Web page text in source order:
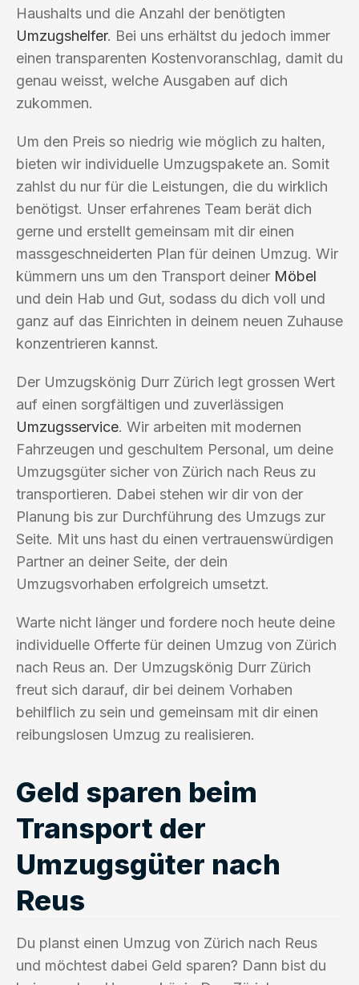
Haushalts und die Anzahl der benötigten
Umzugshelfer. Bei uns erhältst du jedoch immer
einen transparenten Kostenvoranschlag, damit du
genau weisst, welche Ausgaben auf dich
zukommen.
Um den Preis so niedrig wie möglich zu halten,
bieten wir individuelle Umzugspakete an. Somit
zahlst du nur für die Leistungen, die du wirklich
benötigst. Unser erfahrenes Team berät dich
gerne und erstellt gemeinsam mit dir einen
massgeschneiderten Plan für deinen Umzug. Wir
kümmern uns um den Transport deiner Möbel
und dein Hab und Gut, sodass du dich voll und
ganz auf das Einrichten in deinem neuen Zuhause
konzentrieren kannst.
Der Umzugskönig Durr Zürich legt grossen Wert
auf einen sorgfältigen und zuverlässigen
Umzugsservice. Wir arbeiten mit modernen
Fahrzeugen und geschultem Personal, um deine
Umzugsgüter sicher von Zürich nach Reus zu
transportieren. Dabei stehen wir dir von der
Planung bis zur Durchführung des Umzugs zur
Seite. Mit uns hast du einen vertrauenswürdigen
Partner an deiner Seite, der dein
Umzugsvorhaben erfolgreich umsetzt.
Warte nicht länger und fordere noch heute deine
individuelle Offerte für deinen Umzug von Zürich
nach Reus an. Der Umzugskönig Durr Zürich
freut sich darauf, dir bei deinem Vorhaben
behilflich zu sein und gemeinsam mit dir einen
reibungslosen Umzug zu realisieren.
Geld sparen beim
Transport der
Umzugsgüter nach
Reus
Du planst einen Umzug von Zürich nach Reus
und möchtest dabei Geld sparen? Dann bist du